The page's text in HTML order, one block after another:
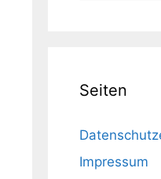
Seiten
Impressum